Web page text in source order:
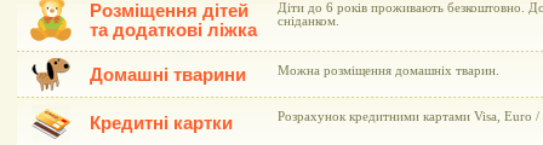
Розміщення дітей
та додаткові ліжка
Діти до 6 років проживають безкоштовно.
сніданком.
Домашні тварини Можна розміщення домашніх тварин.
Кредитні картки Розрахунок кредитними картами Visa, Euro /